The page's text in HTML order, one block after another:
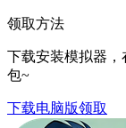
领取方法
下载安装模拟器
包~
下载电脑版领取